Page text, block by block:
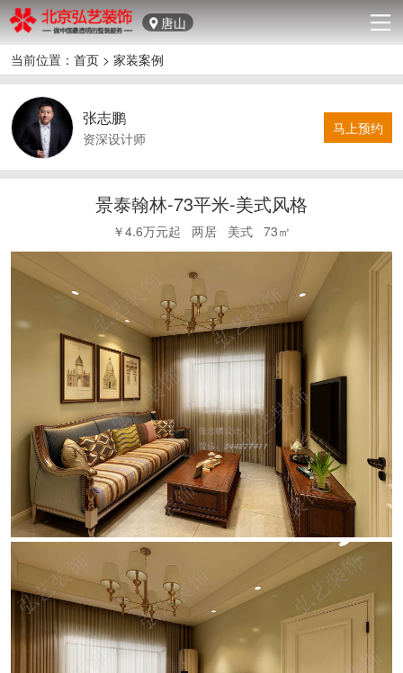
唐山
当前位置：首页 >家装案例
张志鹏
资深设计师
马上预约
景泰翰林-73平米-美式风格
￥4.6万元起 两居 美式 73㎡